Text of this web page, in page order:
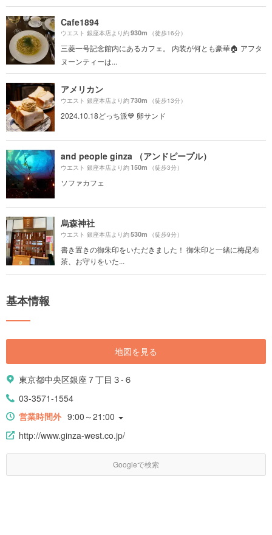
Cafe1894
ウエスト 銀座本店より約930m （徒歩16分）
三菱一号記念館内にあるカフェ。 内装が何とも豪華🏠 アフタ
ヌーンティーは...
アメリカン
ウエスト 銀座本店より約730m （徒歩13分）
2024.10.18どっち派💙 卵サンド
and people ginza （アンドピープル）
ウエスト 銀座本店より約150m （徒歩3分）
ソファカフェ
烏森神社
ウエスト 銀座本店より約530m （徒歩9分）
書き置きの御朱印をいただきました！ 御朱印と一緒に梅昆布
茶、お守りをいた...
基本情報
地図を見る
東京都中央区銀座７丁目３-６
03-3571-1554
営業時間外 9:00～21:00
http://www.ginza-west.co.jp/
Googleで検索